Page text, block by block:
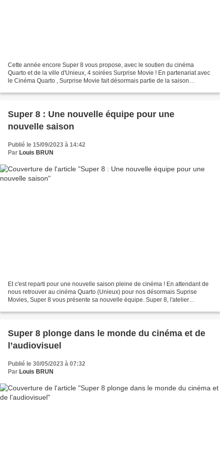
Cette année encore Super 8 vous propose, avec le soutien du cinéma
Quarto et de la ville d'Unieux, 4 soirées Surprise Movie ! En partenariat avec
le Cinéma Quarto , Surprise Movie fait désormais partie de la saison
Super 8 : Une nouvelle équipe pour une
nouvelle saison
Publié le 15/09/2023 à 14:42
Par Louis BRUN
Et c'est reparti pour une nouvelle saison pleine de cinéma ! En attendant de
nous retrouver au cinéma Quarto (Unieux) pour nos désormais Suprise
Movies, Super 8 vous présente sa nouvelle équipe. Super 8, l'atelier
Super 8 plonge dans le monde du cinéma et de
l’audiovisuel
Publié le 30/05/2023 à 07:32
Par Louis BRUN